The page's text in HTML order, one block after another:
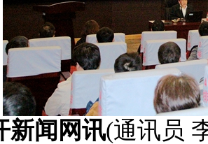
新闻网讯(通讯员